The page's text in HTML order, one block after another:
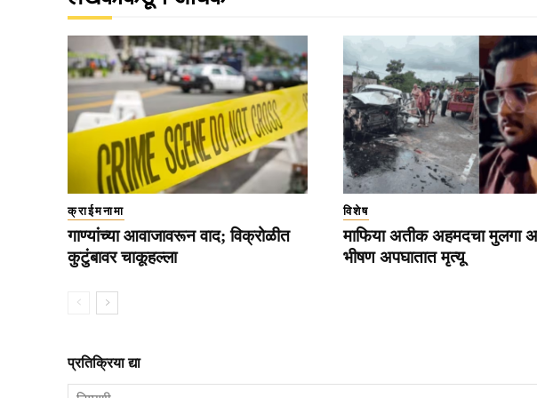
क्राईमनामा
गाण्यांच्या आवाजावरून वाद; विक्रोळीत
कुटुंबावर चाकूहल्ला
विशेष
माफिया अतीक अहमदचा मुलगा
भीषण अपघातात मृत्यू
प्रतिक्रिया द्या